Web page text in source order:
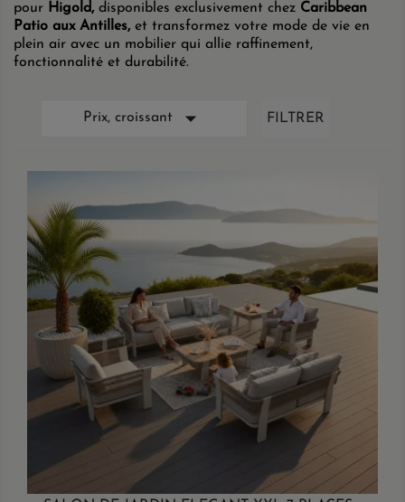
pour Higold,disponibles exclusivement chez Caribbean
Patio aux Antilles,et transformez votre mode de vie en
plein air avec un mobilier qui allie raffinement,
fonctionnalité et durabilité.
Prix, croissant  FILTRER